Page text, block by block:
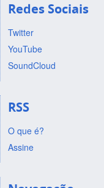
Redes Sociais
Twitter
YouTube
SoundCloud
RSS
O que é?
Assine